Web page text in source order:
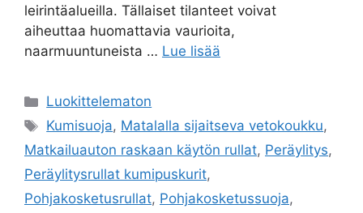
leirintäalueilla. Tällaiset tilanteet voivat
aiheuttaa huomattavia vaurioita,
naarmuuntuneista … Lue lisää
Kategoriat
Luokittelematon
Avainsanat
Kumisuoja, Matalalla sijaitseva vetokoukku,
Matkailuauton raskaan käytön rullat, Peräylitys,
Peräylitysrullat kumipuskurit,
Pohjakosketusrullat, Pohjakosketussuoja,